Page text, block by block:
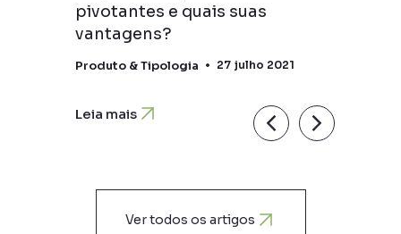
pivotantes e quais suas
vantagens?
Produto & Tipologia 27 julho 2021
Leia mais
Ver todos os artigos